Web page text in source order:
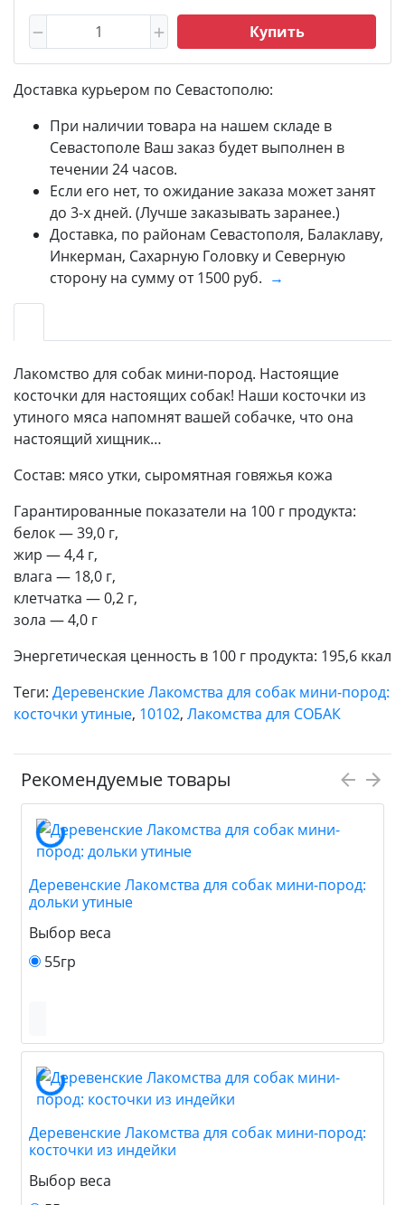
Купить
Доставка курьером по Севастополю:
При наличии товара на нашем складе в
Севастополе Ваш заказ будет выполнен в
течении 24 часов.
Если его нет, то ожидание заказа может занят
до 3-х дней. (Лучше заказывать заранее.)
Доставка, по районам Севастополя, Балаклаву,
Инкерман, Сахарную Головку и Северную
сторону на сумму от 1500 руб. →
Лакомство для собак мини-пород. Настоящие
косточки для настоящих собак! Наши косточки из
утиного мяса напомнят вашей собачке, что она
настоящий хищник…
Состав: мясо утки, сыромятная говяжья кожа
Гарантированные показатели на 100 г продукта:
белок — 39,0 г,
жир — 4,4 г,
влага — 18,0 г,
клетчатка — 0,2 г,
зола — 4,0 г
Энергетическая ценность в 100 г продукта: 195,6 ккал
Теги: Деревенские Лакомства для собак мини-пород:
косточки утиные, 10102, Лакомства для СОБАК
Рекомендуемые товары
Деревенские Лакомства для собак мини-пород:
дольки утиные
Выбор веса
55гр
Деревенские Лакомства для собак мини-пород:
косточки из индейки
Выбор веса